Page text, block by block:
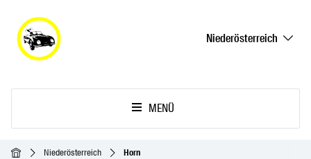
Niederösterreich
MENÜ
StartseiteNiederösterreich Horn